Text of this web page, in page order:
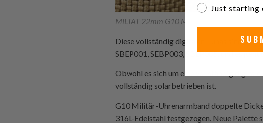
MiLTAT 22mm G10 Militär-Uhrenarmband
Diese vollständig digitalen Tunas sind in
SBEP001, SEBP003, SBEP005, und es
Obwohl es sich um eine vollständig
vollständig solarbetrieben ist.
G10 Militär-Uhrenarmband doppelte
316L-Edelstahl festgezogen. Neue Palette
Just starting